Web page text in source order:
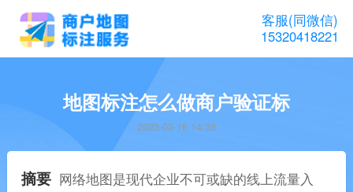
客服(同微信)
15320418221
地图标注怎么做商户验证标
2023-03-16 14:38
摘要 网络地图是现代企业不可或缺的线上流量入